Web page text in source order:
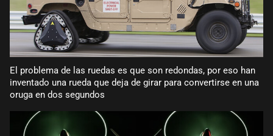
El problema de las ruedas es que son redondas, por eso han
inventado una rueda que deja de girar para convertirse en una
oruga en dos segundos